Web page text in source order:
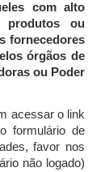
com alto
produtos ou
fornecedores
órgãos de
ou Poder
acessar o link
formulário de
favor nos
não logado)